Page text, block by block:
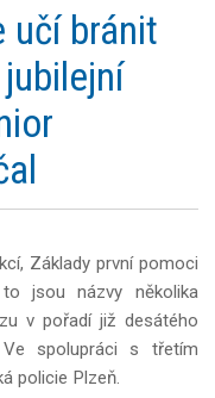
učí bránit
Základy první pomoci
jsou názvy několika
v pořadí již desátého
Ve spolupráci s třetím
policie Plzeň.